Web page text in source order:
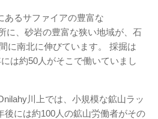
あるサファイアの豊富な
に、砂岩の豊富な狭い地域が、石
に南北に伸びています。 採掘は
は約50人がそこで働いていまし
川上では、小規模な鉱山ラッ
後には約100人の鉱山労働者がその